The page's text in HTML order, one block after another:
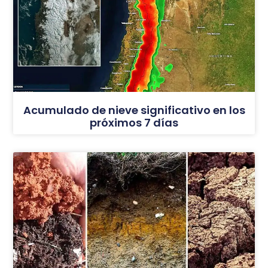
Acumulado de nieve significativo en los
próximos 7 días